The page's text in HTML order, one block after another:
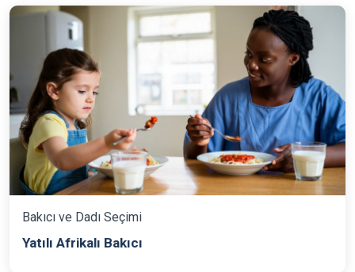
Bakıcı ve Dadı Seçimi
Yatılı Afrikalı Bakıcı